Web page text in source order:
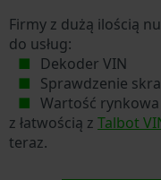
Firmy z dużą ilością
do usług:
Dekoder VIN
Sprawdzenie
Wartość
z łatwością z Talbot
teraz.